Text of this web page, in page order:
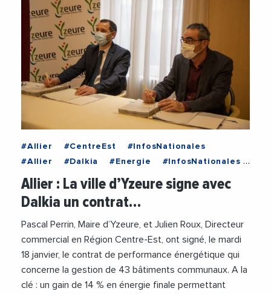
#Allier #CentreEst
#InfosNationales
#Allier
#Dalkia #Energie
#InfosNationales
#RegionCentreEst
#VieDesEntreprises
Allier : La ville d’Yzeure signe avec
Dalkia un contrat…
Pascal Perrin, Maire d’Yzeure, et Julien Roux, Directeur
commercial en Région Centre-Est, ont signé, le mardi
18 janvier, le contrat de performance énergétique qui
concerne la gestion de 43 bâtiments communaux. A la
clé : un gain de 14 % en énergie finale permettant